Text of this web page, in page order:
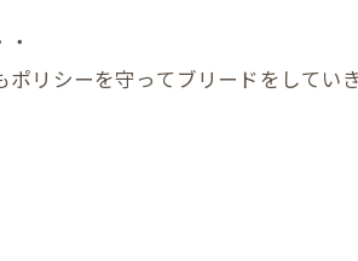
リシーを守ってブリードをしていき